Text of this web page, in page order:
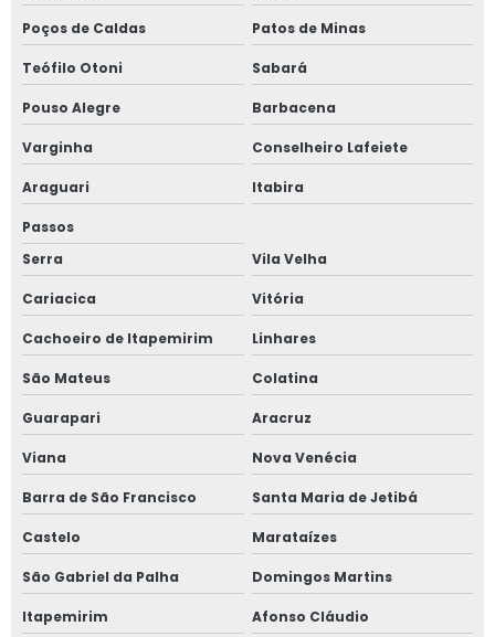
Inventário de máquinas rurais
Inventário de máquinas térmicas
Laudo de adequação nr12
Laudo de apreciação de risco
Laudo de aterramento
Laudo de aterramento de máquinas
Laudo de aterramento de máquinas e equipamentos
Laudo de aterramento elétrico
Laudo de aterramento elétrico de máquinas
Laudo de aterramento preço
Laudo de aterramento valor
Laudo nr12 preço
Poços de Caldas Patos de Minas
Teófilo Otoni Sabará
Pouso Alegre Barbacena
Varginha Conselheiro Lafeiete
Araguari Itabira
Passos
Serra
Vila Velha
Cariacica Vitória
Cachoeiro de Itapemirim Linhares
São Mateus Colatina
Guarapari Aracruz
Viana Nova Venécia
Barra de São Francisco Santa Maria de Jetibá
Castelo Marataízes
São Gabriel da Palha Domingos Martins
Itapemirim Afonso Cláudio